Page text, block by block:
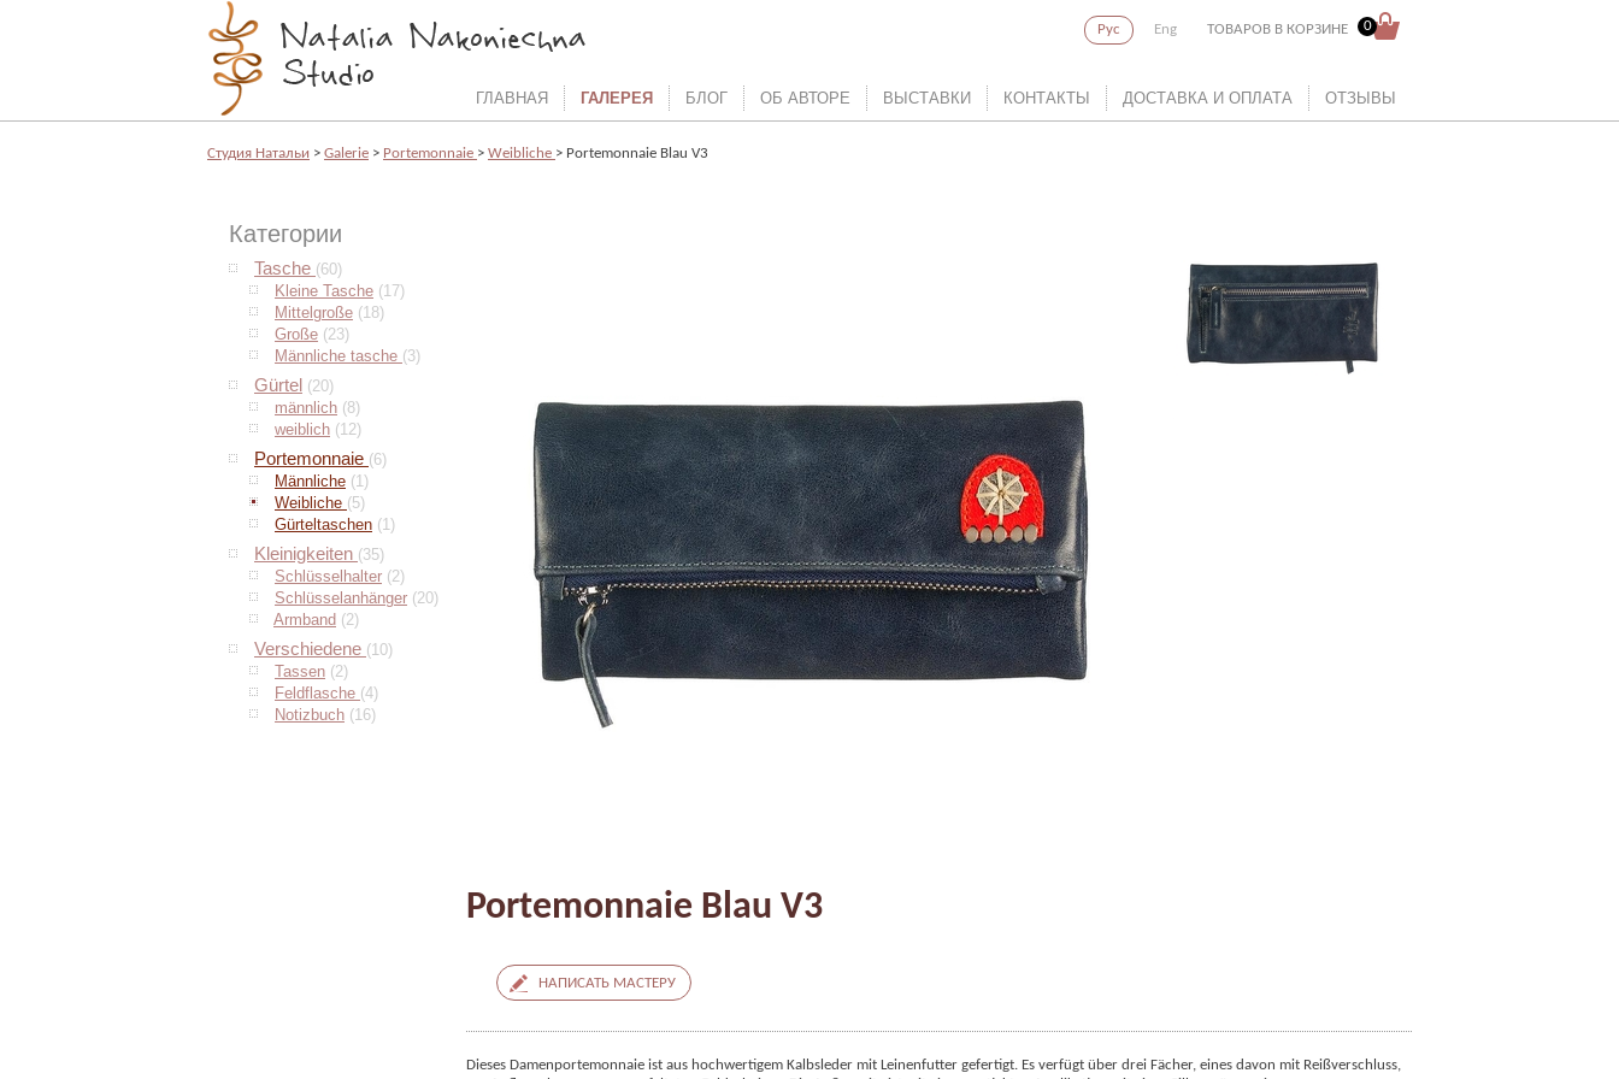
Рус Eng ТОВАРОВ В КОРЗИНЕ 0
ГЛАВНАЯ ГАЛЕРЕЯ БЛОГ ОБ АВТОРЕ ВЫСТАВКИ КОНТАКТЫ ДОСТАВКА И ОПЛАТА ОТЗЫВЫ
Cтудия Натальи > Galerie > Portemonnaie > Weibliche > Portemonnaie Blau V3
Категории
Tasche (60)
Kleine Tasche (17)
Mittelgroße (18)
Große (23)
Männliche tasche (3)
Gürtel (20)
männlich (8)
weiblich (12)
Portemonnaie (6)
Männliche (1)
Weibliche (5)
Gürteltaschen (1)
Kleinigkeiten (35)
Schlüsselhalter (2)
Schlüsselanhänger (20)
Armband (2)
Verschiedene (10)
Tassen (2)
Feldflasche (4)
Notizbuch (16)
Portemonnaie Blau V3
НАПИСАТЬ МАСТЕРУ
Dieses Damenportemonnaie ist aus hochwertigem Kalbsleder mit Leinenfutter gefertigt. Es verfügt über drei Fächer, eines davon mit Reißverschluss,